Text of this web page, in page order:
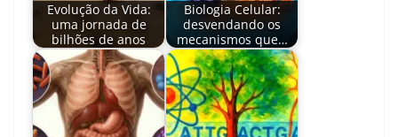
Evolução da Vida:
uma jornada de
bilhões de anos
Biologia Celular:
desvendando os
mecanismos que…